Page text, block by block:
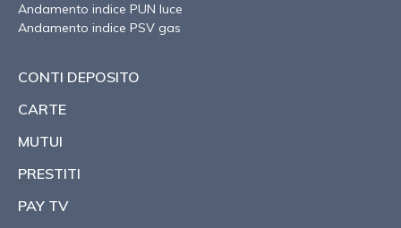
Andamento indice PUN luce
Andamento indice PSV gas
CONTI DEPOSITO
CARTE
MUTUI
PRESTITI
PAY TV